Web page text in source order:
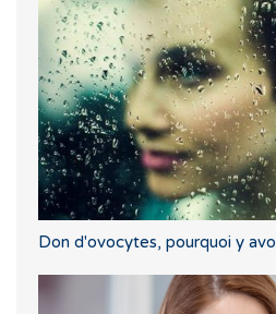
Don d'ovocytes, pourquoi y